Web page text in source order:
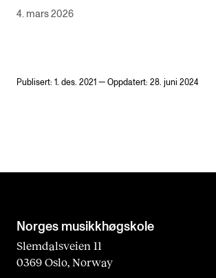
4. mars 2026
Publisert: 1. des. 2021 — Oppdatert: 28. juni 2024
Norges musikk­høgskole
Slemdalsveien 11
0369 Oslo, Norway